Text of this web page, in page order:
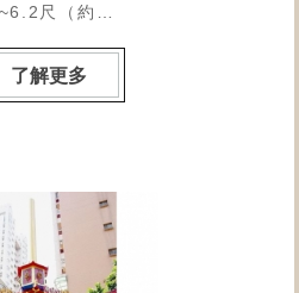
尺（約
了解更多